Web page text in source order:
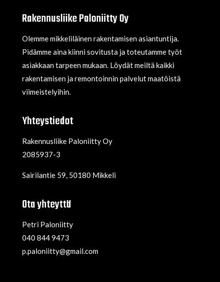
Rakennusliike Paloniitty Oy
Olemme mikkeliläinen rakentamisen asiantuntija.
Pidämme aina kiinni sovitusta ja toteutamme työt
asiakkaan tarpeen mukaan. Löydät meiltä kaikki
rakentamisen ja remontoinnin palvelut maatöistä
viimeistelyihin.
Yhteystiedot
Rakennusliike Paloniitty Oy
2085937-3
Sairilantie 59, 50180 Mikkeli
Ota yhteyttä
Petri Paloniitty
040 844 9473
p.paloniitty@gmail.com